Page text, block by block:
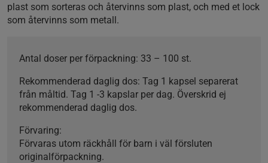
plast som sorteras och återvinns som plast, och med et lock
som återvinns som metall.
Antal doser per förpackning: 33 – 100 st.
Rekommenderad daglig dos: Tag 1 kapsel separerat
från måltid. Tag 1 -3 kapslar per dag. Överskrid ej
rekommenderad daglig dos.
Förvaring:
Förvaras utom räckhåll för barn i väl försluten
originalförpackning.